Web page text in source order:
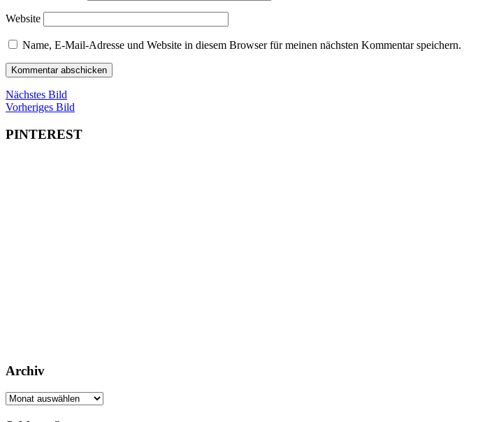
Website
Name, E-Mail-Adresse und Website in diesem Browser für meinen nächsten Kommentar speichern.
Nächstes Bild
Vorheriges Bild
PINTEREST
Archiv
Archiv